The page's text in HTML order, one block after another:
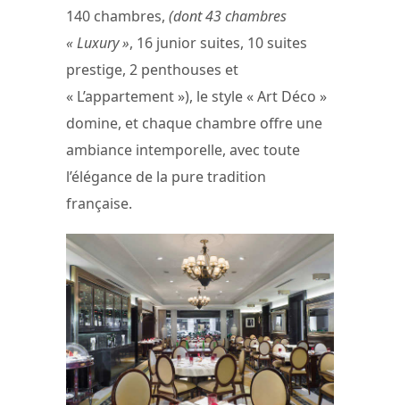
140 chambres, (dont 43 chambres
« Luxury », 16 junior suites, 10 suites
prestige, 2 penthouses et
« L’appartement »), le style « Art Déco »
domine, et chaque chambre offre une
ambiance intemporelle, avec toute
l’élégance de la pure tradition
française.